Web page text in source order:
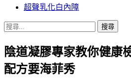
超聲乳化白內障
搜
關
鍵
字:
陰道凝膠專家教你健康
配方要海菲秀